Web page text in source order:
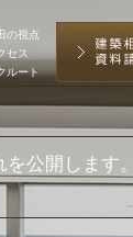
の視点
セス
ルート
公開します。